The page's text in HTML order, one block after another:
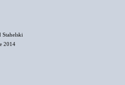
2014